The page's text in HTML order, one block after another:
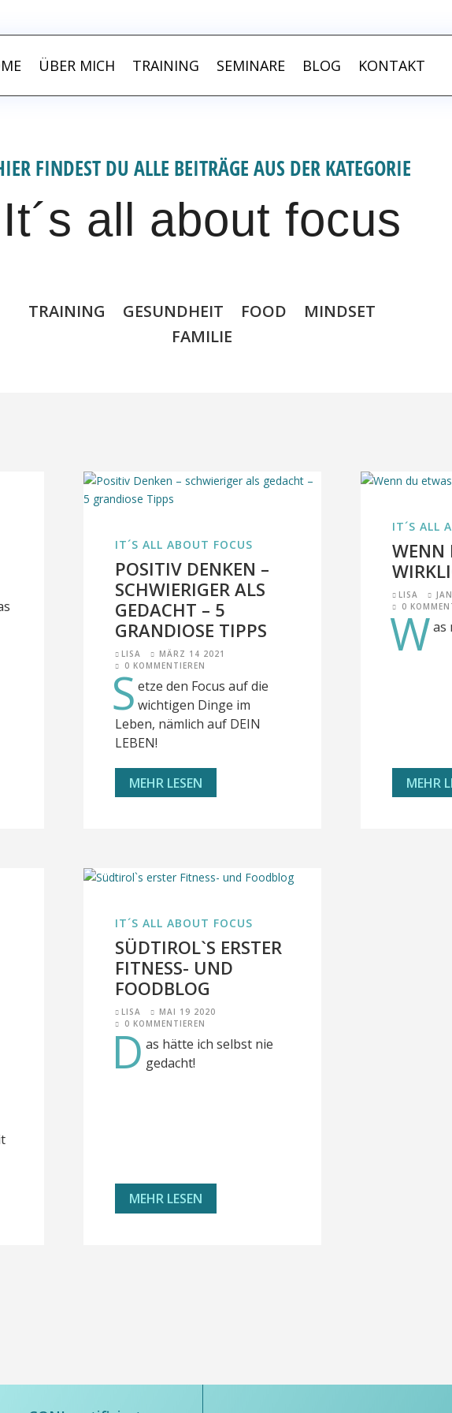
ÜBER MICH TRAINING SEMINARE BLOG KONTAKT
FINDEST DU ALLE BEITRÄGE AUS DER KATEGORIE
It´s all about focus
TRAINING GESUNDHEIT FOOD
MINDSET
FAMILIE
IT´S ALL ABOUT FOCUS
POSITIV DENKEN –
SCHWIERIGER ALS
GEDACHT – 5
GRANDIOSE TIPPS
LISA
MÄRZ 14 2021
0 KOMMENTIEREN
S etze den Focus auf die
wichtigen Dinge im
Leben, nämlich auf DEIN
LEBEN!
MEHR LESEN
IT´S ALL
WENN
LISA
0
Was
MEHR
IT´S ALL ABOUT FOCUS
SÜDTIROL`S ERSTER
FITNESS- UND
FOODBLOG
LISA
MAI 19 2020
0 KOMMENTIEREN
D as hätte ich selbst nie
gedacht!
MEHR LESEN